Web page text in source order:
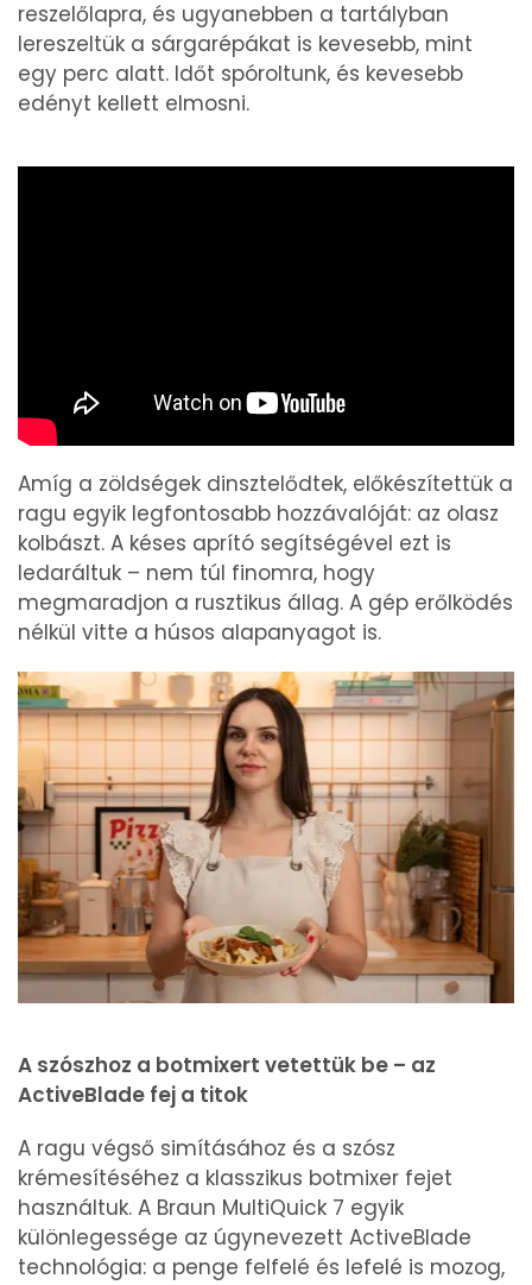
reszelőlapra, és ugyanebben a tartályban
lereszeltük a sárgarépákat is kevesebb, mint
egy perc alatt. Időt spóroltunk, és kevesebb
edényt kellett elmosni.
Amíg a zöldségek dinsztelődtek, előkészítettük a
ragu egyik legfontosabb hozzávalóját: az olasz
kolbászt. A késes aprító segítségével ezt is
ledaráltuk – nem túl finomra, hogy
megmaradjon a rusztikus állag. A gép erőlködés
nélkül vitte a húsos alapanyagot is.
A szószhoz a botmixert vetettük be – az
ActiveBlade fej a titok
A ragu végső simításához és a szósz
krémesítéséhez a klasszikus botmixer fejet
használtuk. A Braun MultiQuick 7 egyik
különlegessége az úgynevezett ActiveBlade
technológia: a penge felfelé és lefelé is mozog,